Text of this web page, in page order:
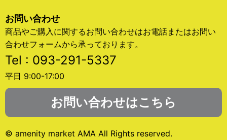
お問い合わせ
商品やご購入に関するお問い合わせはお電話またはお問い
合わせフォームから承っております。
Tel : 093-291-5337
平日 9:00-17:00
お問い合わせはこちら
© amenity market AMA All Rights reserved.